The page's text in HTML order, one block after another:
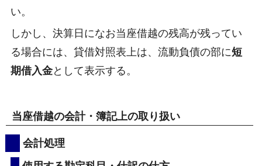
い。
しかし、決算日になお当座借越の残高が残ってい
る場合には、貸借対照表上は、流動負債の部に短
期借入金として表示する。
当座借越の会計・簿記上の取り扱い
会計処理